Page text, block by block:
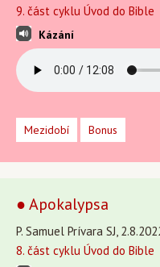
9. část cyklu Úvod do Bible
Kázání
Mezidobí Bonus
● Apokalypsa
P. Samuel Prívara SJ,
8. část cyklu Úvod do Bible